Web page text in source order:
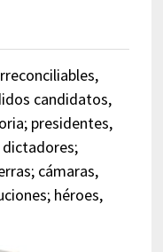
candidatos,
presidentes,
cámaras,
héroes,